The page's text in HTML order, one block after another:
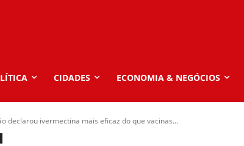
CIDADES ECONOMIA & NEGÓCIOS
declarou ivermectina mais eficaz do que vacinas...